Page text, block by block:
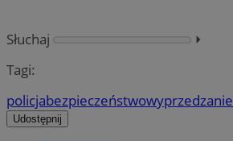
Słuchaj
⏵︎
Tagi:
policjabezpieczeństwowyprzedzanie
Udostępnij